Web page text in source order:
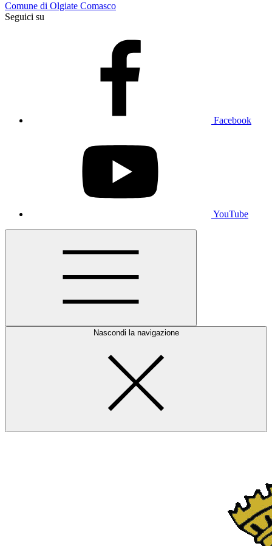
Comune di Olgiate Comasco
Seguici su
Facebook
YouTube
Nascondi la navigazione